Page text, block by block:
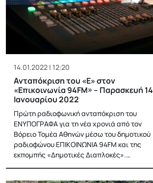
14.01.2022 | 12:20
Ανταπόκριση του «Ε» στον
«Επικοινωνία 94FM» – Παρασκευή 14
Ιανουαρίου 2022
Πρώτη ραδιοφωνική ανταπόκριση του
ΕΝΥΠΟΓΡΑΦΑ για τη νέα χρονιά από τον
Βόρειο Τομέα Αθηνών μέσω του δημοτικού
ραδιοφώνου ΕΠΙΚΟΙΝΩΝΙΑ 94FM και της
εκπομπής «Δημοτικές Διαπλοκές».…